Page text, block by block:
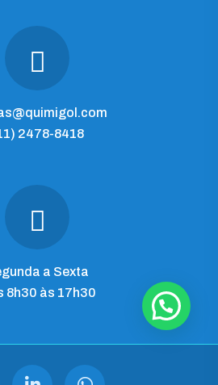
2478-8418
a Sexta
8h30 às 17h30